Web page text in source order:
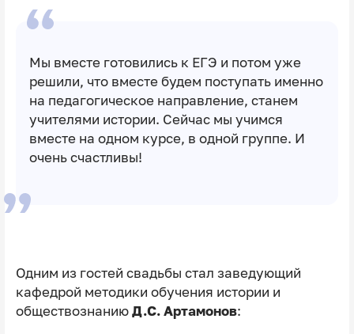
Мы вместе готовились к ЕГЭ и потом уже
решили, что вместе будем поступать именно
на педагогическое направление, станем
учителями истории. Сейчас мы учимся
вместе на одном курсе, в одной группе. И
очень счастливы!
Одним из гостей свадьбы стал заведующий
кафедрой методики обучения истории и
обществознанию Д.С. Артамонов: